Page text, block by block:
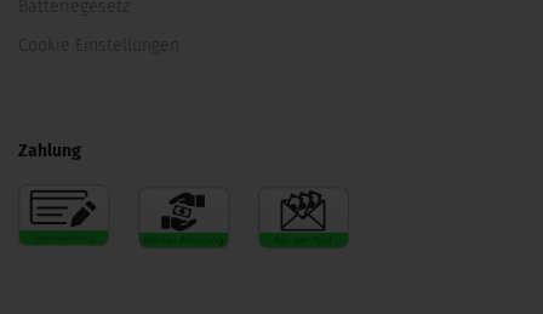
Batteriegesetz
Cookie Einstellungen
Zahlung